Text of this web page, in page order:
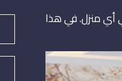
أي منزل. في هذا